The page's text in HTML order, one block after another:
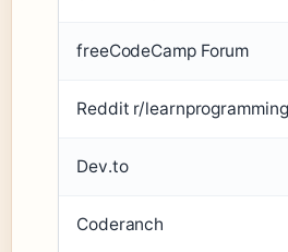
freeCodeCamp Forum
Reddit r/learnprogramming
Dev.to
Coderanch